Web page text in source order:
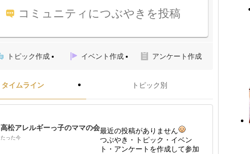
コミュニティにつぶやきを投稿
トピック作成 イベント作成 アンケート作成
タイムライン トピック別
高松アレルギーっ子のママの会
たった今
最近の投稿がありません
つぶやき・トピック・イベン
ト・アンケートを作成して参加